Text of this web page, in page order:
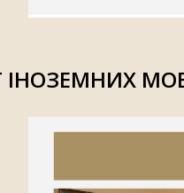
ІНОЗЕМНИХ